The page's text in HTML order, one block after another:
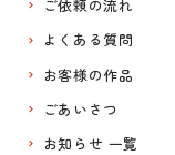
ご依頼の流れ
よくある質問
お客様の作品
ごあいさつ
お知らせ 一覧